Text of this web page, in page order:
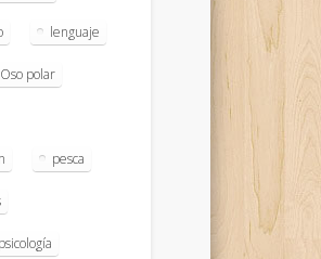
lenguaje
Oso polar
pesca
psicología